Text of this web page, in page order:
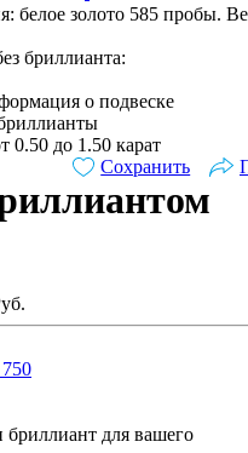
белое золото 585 пробы.
бриллианта:
о подвеске
0.50 до 1.50 карат
Сохранить
750
для вашего